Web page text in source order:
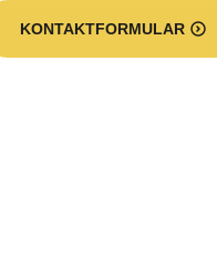
KONTAKTFORMULAR